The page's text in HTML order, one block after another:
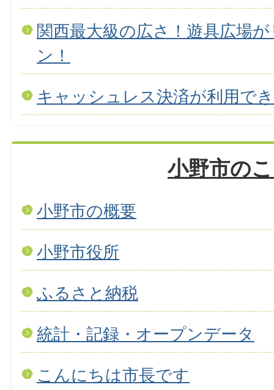
関西最大級の広さ！遊具広場
ン！
キャッシュレス決済が利用で
小野市の
小野市の概要
小野市役所
ふるさと納税
統計・記録・オープンデータ
こんにちは市長です